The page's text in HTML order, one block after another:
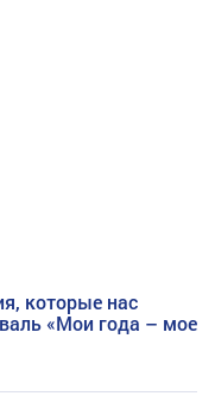
которые нас
«Мои года – мое